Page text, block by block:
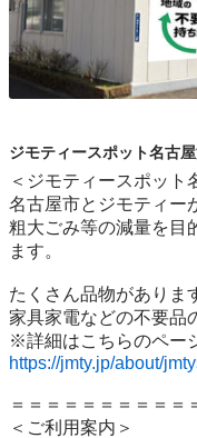
ジモティースポット名古
＜ジモティースポット
名古屋市とジモティー
粗⼤ごみ等の減量を⽬
ます。
たくさん品物がありま
家具家電などの不要品
https://jmty.jp/about/
＝＝＝＝＝＝＝＝＝＝
＜ご利用案内＞